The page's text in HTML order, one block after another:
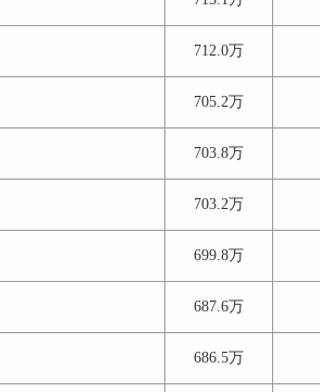
712.0万
705.2万
703.8万
703.2万
699.8万
687.6万
686.5万